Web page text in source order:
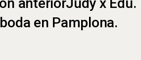
en Pamplona.